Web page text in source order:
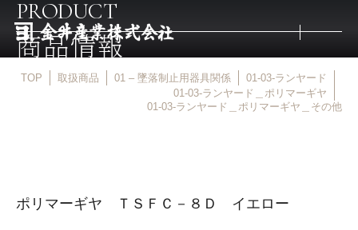
トップ
PRODUCT
商品情報
TOP 取扱商品 01 – 墜落制止用器具関係
01-03-ランヤード
01-03-ランヤード＿ポリマーギヤ
01-03-ランヤード＿ポリマーギヤ＿その他
ポリマーギヤ ＴＳＦＣ－８Ｄ イエロー